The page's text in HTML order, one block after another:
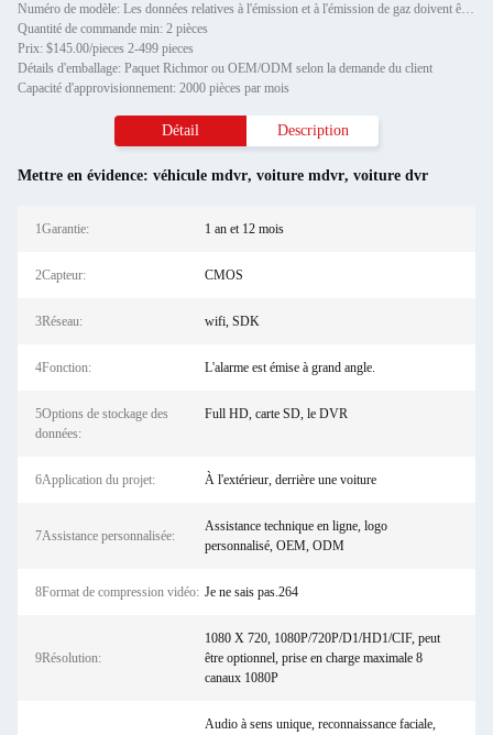
Numéro de modèle: Les données relatives à l'émission et à l'émission de gaz doivent être fournies à l'autorité compéte
Quantité de commande min: 2 pièces
Prix: $145.00/pieces 2-499 pieces
Détails d'emballage: Paquet Richmor ou OEM/ODM selon la demande du client
Capacité d'approvisionnement: 2000 pièces par mois
Détail Description
Mettre en évidence: véhicule mdvr, voiture mdvr, voiture dvr
1Garantie: 1 an et 12 mois
2Capteur: CMOS
3Réseau: wifi, SDK
4Fonction: L'alarme est émise à grand angle.
5Options de stockage des
données:
Full HD, carte SD, le DVR
6Application du projet: À l'extérieur, derrière une voiture
7Assistance personnalisée:
Assistance technique en ligne, logo
personnalisé, OEM, ODM
8Format de compression vidéo: Je ne sais pas.264
9Résolution:
1080 X 720, 1080P/720P/D1/HD1/CIF, peut
être optionnel, prise en charge maximale 8
canaux 1080P
Audio à sens unique, reconnaissance faciale,